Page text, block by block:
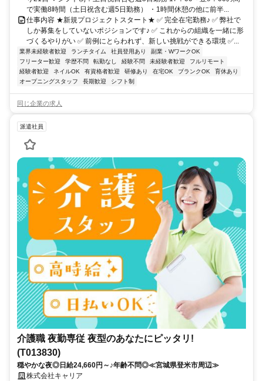
で実働8時間（土日祝含む週5日勤務） ・1時間休憩の他に前半...
仕事内容 ★新規プロジェクトスタート★ ✅ 完全在宅勤務♪ ✅ 弊社で
しか募集をしていないポジションです♪ ✅ これからの組織を一緒に形
づくるやりがい ✅ 前例にとらわれず、新しい挑戦ができる環境 ✅...
業界未経験者歓迎 ランチタイム 社員登用あり
副業・WワークOK
フリーター歓迎
学歴不問 転勤なし 経験不問 未経験者歓迎
フルリモート
経験者歓迎
ネイルOK 有資格者歓迎 研修あり 在宅OK ブランクOK
育休あり
オープニングスタッフ
長期歓迎 シフト制
同じ企業の求人
派遣社員
介護職 夜勤専従 夜型のあなたにピッタリ!
(T013830)
穏やかな夜◎日給24,660円～♪年齢不問◎≪宮城県登米市周辺≫
株式会社キャリア